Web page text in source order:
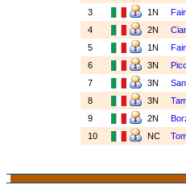
3
1N
4
2N
5
1N
6
3N
7
3N
8
3N
9
2N
10
NC